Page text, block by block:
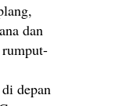
dan
depan